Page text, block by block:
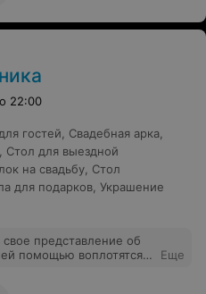
22:00
гостей Свадебная арка
Стол для выездной
на свадьбу Стол
для подарков Украшение
представление об
помощью воплотятся
и мы сделаем
Еще